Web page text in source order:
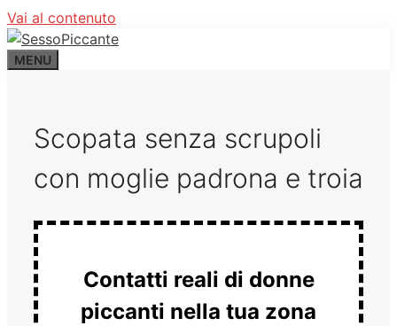
Vai al contenuto
MENU
Scopata senza scrupoli
con moglie padrona e troia
Contatti reali di donne
piccanti nella tua zona